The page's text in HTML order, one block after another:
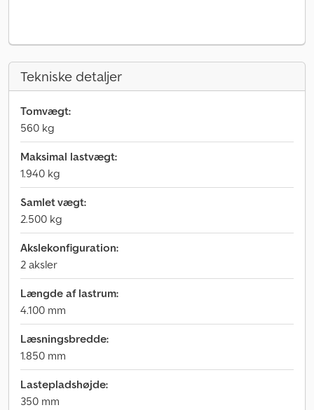
Tekniske detaljer
Tomvægt:
560 kg
Maksimal lastvægt:
1.940 kg
Samlet vægt:
2.500 kg
Akslekonfiguration:
2 aksler
Længde af lastrum:
4.100 mm
Læsningsbredde:
1.850 mm
Lastepladshøjde:
350 mm